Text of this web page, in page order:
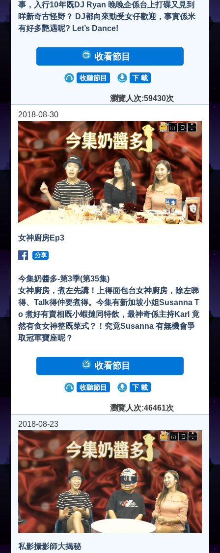
事，入行10年既DJ Ryan 晚晚企係台上打碟又見到
咩新奇古怪野？ DJ都向來勁受女仔歡迎，事實係米
有好多艷遇呢? Let’s Dance!
收看節目
收聽節目 下 載
瀏覽人次:59430次
2018-08-30
女神廚房Ep3
分享
今集奶醬多-第3季(第35集)
女神廚房，煮左先講！上得面包台女神廚房，除左睇
得、Talk得仲要煮得。今集有新加坡小姐Susanna T
o 煮好有賣相既小蝦撻同特飲，最神奇係主持Karl 竟
然有食女神整既菜式？！究竟Susanna 有無機會爭
取冠軍寶座呢？
收看節目
收聽節目 下 載
瀏覽人次:46461次
2018-08-23
私影攝影師大揭秘